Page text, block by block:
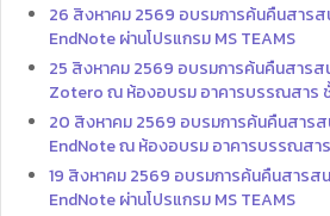
26 สิงหาคม 2569 อบรมการค้นคืนสารส
EndNote ผ่านโปรแกรม MS TEAMS
25 สิงหาคม 2569 อบรมการค้นคืนสารส
Zotero ณ ห้องอบรม อาคารบรรณสาร
20 สิงหาคม 2569 อบรมการค้นคืนสารส
EndNote ณ ห้องอบรม อาคารบรรณสา
19 สิงหาคม 2569 อบรมการค้นคืนสารสน
EndNote ผ่านโปรแกรม MS TEAMS